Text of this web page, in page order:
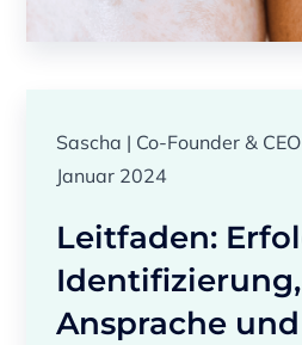
Sascha | Co-Founder &
Januar 2024
Leitfaden:
Identifizierung,
Ansprache